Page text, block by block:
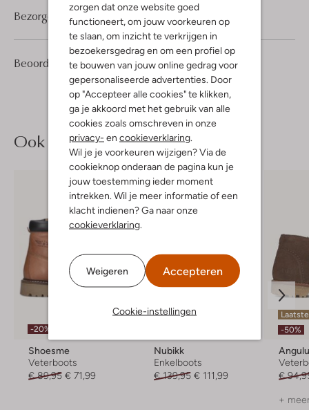
zorgen dat onze website goed
functioneert, om jouw voorkeuren op
te slaan, om inzicht te verkrijgen in
bezoekersgedrag en om een profiel op
te bouwen van jouw online gedrag voor
gepersonaliseerde advertenties. Door
op "Accepteer alle cookies" te klikken,
ga je akkoord met het gebruik van alle
cookies zoals omschreven in onze
privacy- en cookieverklaring.
Wil je je voorkeuren wijzigen? Via de
cookieknop onderaan de pagina kun je
jouw toestemming ieder moment
intrekken. Wil je meer informatie of een
klacht indienen? Ga naar onze
cookieverklaring.
Weigeren Accepteren
Cookie-instellingen
Beoordelingen (7) 4/5
7
4
Sterren
Bezorgen & retourneren
Ook iets voor jou?
-20%
Shoesme
Veterboots
€ 89,95 € 71,99
Laatste maten
Nubikk
Enkelboots
€ 139,95 € 111,99
-50%
€
+